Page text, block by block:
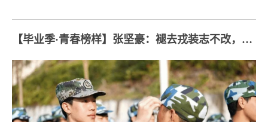
【毕业季·青春榜样】张坚豪：褪去戎装志不改，青春作笔写担当